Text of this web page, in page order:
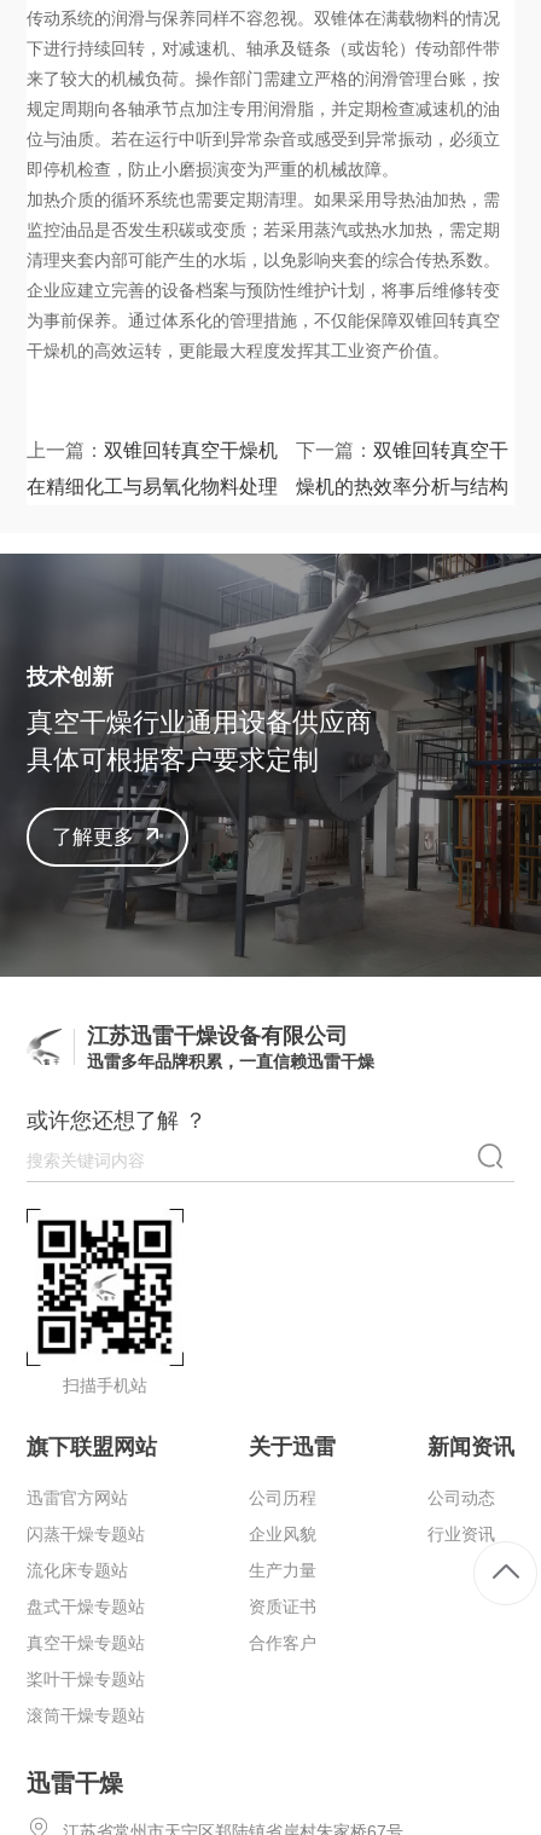
传动系统的润滑与保养同样不容忽视。双锥体在满载物料的情况
下进行持续回转，对减速机、轴承及链条（或齿轮）传动部件带
来了较大的机械负荷。操作部门需建立严格的润滑管理台账，按
规定周期向各轴承节点加注专用润滑脂，并定期检查减速机的油
位与油质。若在运行中听到异常杂音或感受到异常振动，必须立
即停机检查，防止小磨损演变为严重的机械故障。
加热介质的循环系统也需要定期清理。如果采用导热油加热，需
监控油品是否发生积碳或变质；若采用蒸汽或热水加热，需定期
清理夹套内部可能产生的水垢，以免影响夹套的综合传热系数。
企业应建立完善的设备档案与预防性维护计划，将事后维修转变
为事前保养。通过体系化的管理措施，不仅能保障双锥回转真空
干燥机的高效运转，更能最大程度发挥其工业资产价值。
上一篇：双锥回转真空干燥机
在精细化工与易氧化物料处理
下一篇： 双锥回转真空干
燥机的热效率分析与结构
技术创新
真空干燥行业通用设备供应商
具体可根据客户要求定制
了解更多
江苏迅雷干燥设备有限公司
迅雷多年品牌积累，一直信赖迅雷干燥
或许您还想了解 ？
扫描手机站
旗下联盟网站
迅雷官方网站
闪蒸干燥专题站
流化床专题站
盘式干燥专题站
真空干燥专题站
桨叶干燥专题站
滚筒干燥专题站
关于迅雷
公司历程
企业风貌
生产力量
资质证书
合作客户
新闻资讯
公司动态
行业资讯
迅雷干燥